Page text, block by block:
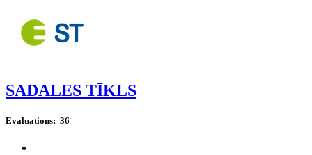
SADALES TĪKLS
Evaluations: 36